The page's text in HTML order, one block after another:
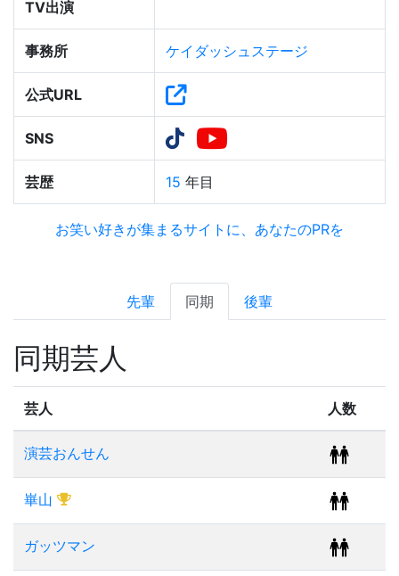
TV出演
事務所 ケイダッシュステージ
公式URL
SNS
芸歴 15 年目
お笑い好きが集まるサイトに、あなたのPRを
先輩 同期 後輩
同期芸人
芸人 人数
演芸おんせん
崋山
ガッツマン